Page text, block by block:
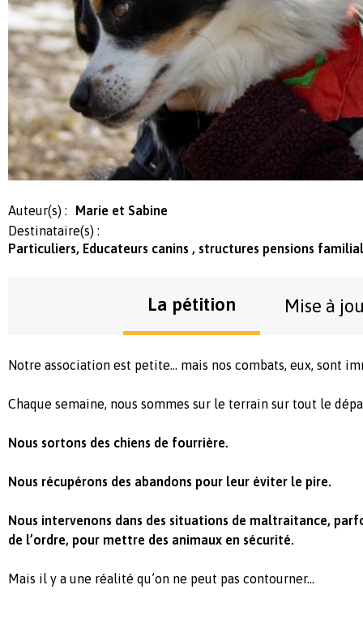
Auteur(s) :
Marie et Sabine
Destinataire(s) :
Particuliers, Educateurs canins , structures pensions
La pétition Mise à
Notre association est petite… mais nos combats, eux, sont
Chaque semaine, nous sommes sur le terrain sur tout le
Nous sortons des chiens de fourrière.
Nous récupérons des abandons pour leur éviter le pire.
Nous intervenons dans des situations de maltraitance,
de l’ordre, pour mettre des animaux en sécurité.
Mais il y a une réalité qu’on ne peut pas contourner…